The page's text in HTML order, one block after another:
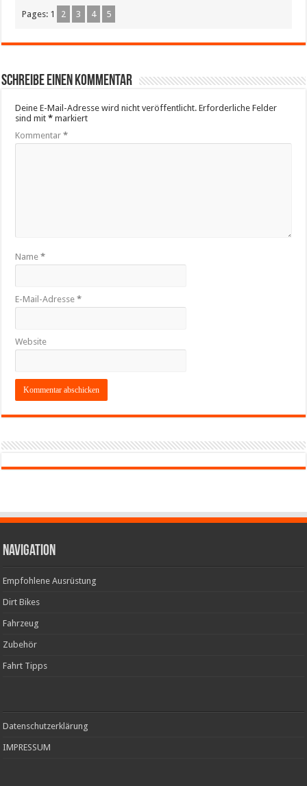
Pages: 1 2 3 4 5
Schreibe einen Kommentar
Deine E-Mail-Adresse wird nicht veröffentlicht. Erforderliche Felder
sind mit* markiert
Kommentar*
Name*
E-Mail-Adresse*
Website
Navigation
Empfohlene Ausrüstung
Dirt Bikes
Fahrzeug
Zubehör
Fahrt Tipps
Datenschutzerklärung
IMPRESSUM